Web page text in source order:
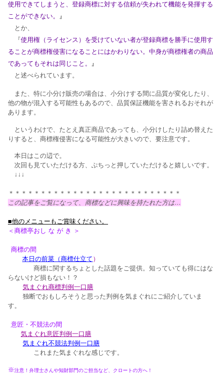
使用できてしまうと、登録商標に対する信頼が失われて機能を発揮する
ことができない。 』
とか、
『使用権（ライセンス）を受けていない者が登録商標を勝手に使用す
ることが商標権侵害になることにはかわりない。中身が商標権者の商品
であってもそれは同じこと。 』
と述べられています。
また、特に小分け販売の場合は、小分けする間に品質が変化したり、
他の物が混入する可能性もあるので、品質保証機能を害されるおそれが
あります。
というわけで、たとえ真正商品であっても、小分けしたり詰め替えた
りすると、商標権侵害になる可能性が大きいので、要注意です。
本日はこの辺で。
次回も見ていただける方、ぷちっと押していただけると嬉しいです。
↓↓↓
＊＊＊＊＊＊＊＊＊＊＊＊＊＊＊＊＊＊＊＊＊＊＊＊＊＊＊
この記事をご覧になって、商標などに興味を持たれた方は…
■他のメニューもご賞味ください。
＜商標亭おし な が き ＞
商標の間
本日の前菜（商標仕立て ）
商標に関するちょとした話題をご提供。知っていても得にはな
らないけど損もない！？
気まぐれ商標判例一口膳
独断でおもしろそうと思った判例を気まぐれにご紹介していま
す。
意匠・不競法の間
気まぐれ意匠判例一口膳
気まぐれ不競法判例一口膳
これまた気まぐれな感じです。
※注意！弁理士さんや知財部門のご担当など、クロートの方へ！